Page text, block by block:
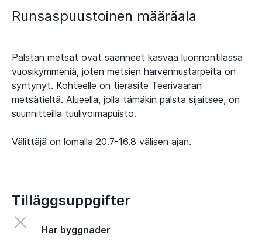
Runsaspuustoinen määräala
Palstan metsät ovat saanneet kasvaa luonnontilassa
vuosikymmeniä, joten metsien harvennustarpeita on
syntynyt. Kohteelle on tierasite Teerivaaran
metsätieltä. Alueella, jolla tämäkin palsta sijaitsee, on
suunnitteilla tuulivoimapuisto.
Tilläggsuppgifter
Har byggnader